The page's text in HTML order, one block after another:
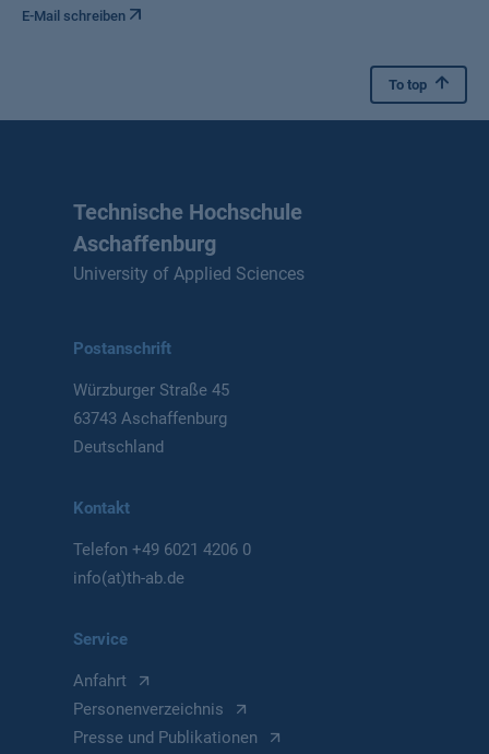
E-Mail schreiben
To top
Technische Hochschule
Aschaffenburg
University of Applied Sciences
Postanschrift
Würzburger Straße 45
63743 Aschaffenburg
Deutschland
Kontakt
Telefon+49 6021 4206 0
info(at)th-ab.de
Service
Anfahrt
Personenverzeichnis
Presse und Publikationen